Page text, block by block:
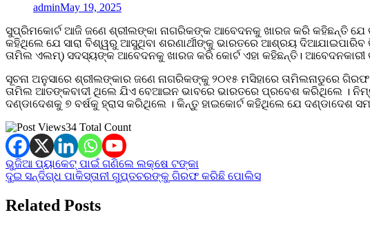
adminMay 19, 2025
ସୁପ୍ରିମକୋର୍ଟ ଆଜି ଜଣେ ଶ୍ରୀଲଙ୍କା ନାଗରିକଙ୍କ ଆବେଦନକୁ ଖାରଜ କରି କହିଛନ୍ତି ଯେ
କହିଥିଲେ ଯେ ସାରା ବିଶ୍ୱରୁ ଆସୁଥିବା ଶରଣାର୍ଥୀଙ୍କୁ ଭାରତରେ ଆଶ୍ରୟ
ତାମିଲ ଏଲମ୍) ସଦସ୍ୟଙ୍କ ଆବେଦନକୁ ଖାରଜ କରି କୋର୍ଟ ଏହା କହିଛନ୍ତି। ଆବେଦନକାରୀ
ସୂଚନା ଅନୁସାରେ ଶ୍ରୀଲଙ୍କାର ଜଣେ ନାଗରିକଙ୍କୁ ୨୦୧୫ ମସିହାରେ ତାମିଲନାଡୁରେ
ତାମିଲ ଆତଙ୍କବାଦୀ ଥିଲେ ଯିଏ ବେଆଇନ ଭାବରେ ଭାରତରେ ପ୍ରବେଶ କରିଥିଲେ ।
ଦଣ୍ଡାଦେଶକୁ ୭ ବର୍ଷକୁ ହ୍ରାସ କରିଥିଲେ । କିନ୍ତୁ ହାଇକୋର୍ଟ କହିଥିଲେ ଯେ ଦଣ୍ଡାଦେଶ
34 Total Count
Post
navigation
ଭୁଜିଆ ପ୍ୟାକେଟ୍‌ ପାଇଁ ଗଣିଲେ ଲକ୍ଷେ ଟଙ୍କା
ଦୁଇ ସନ୍ଦିଗ୍ଧ ପାକିସ୍ତାନୀ ଗୁପ୍ତଚରଙ୍କୁ ଗିରଫ କରିଛି ପୋଲିସ
Related Posts